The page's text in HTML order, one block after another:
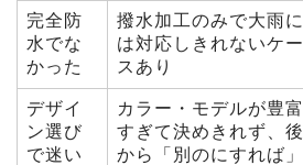
完全防
水でな
かった
撥水加工のみで大雨に
は対応しきれないケー
スあり
デザイ
ン選び
で迷い
カラー・モデルが豊富
すぎて決めきれず、後
から「別のにすれば」